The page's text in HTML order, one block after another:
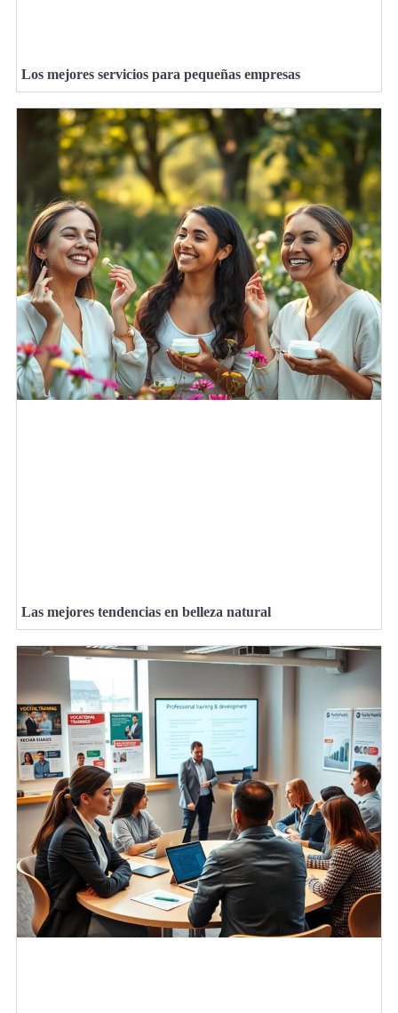
Los mejores servicios para pequeñas empresas
Las mejores tendencias en belleza natural